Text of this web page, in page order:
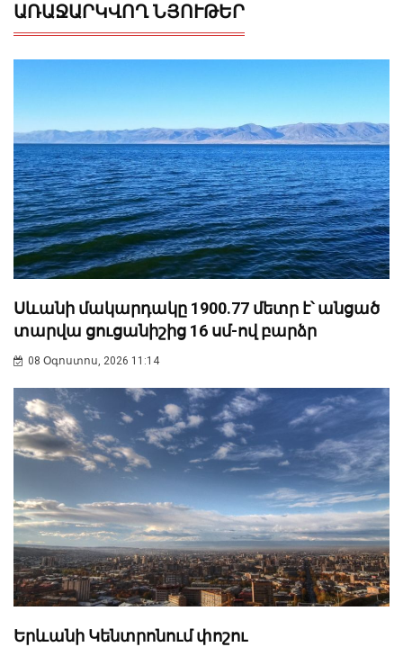
ԱՌԱՋԱՐԿՎՈՂ ՆՅՈՒԹԵՐ
Սևանի մակարդակը 1900.77 մետր է՝ անցած
տարվա ցուցանիշից 16 սմ-ով բարձր
08 Օգոստոս, 2026 11:14
Երևանի Կենտրոնում փոշու